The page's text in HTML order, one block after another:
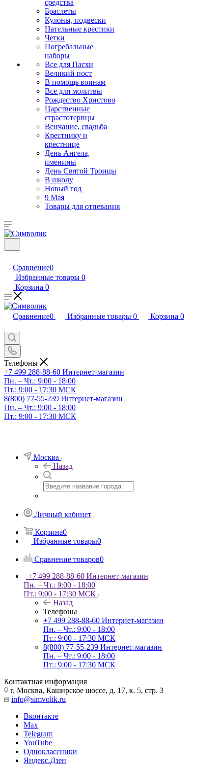
средства
Браслеты
Кулоны, подвески
Нательные крестики
Четки
Погребальные
наборы
Все для Пасхи
Великий пост
В помощь воинам
Все для молитвы
Рождество Христово
Царственные
страстотерпцы
Венчание, свадьба
Крестнику и
крестнице
День Ангела,
именины
День Святой Троицы
В школу
Новый год
9 Мая
Товары для отпевания
Сравнение0
Избранные товары 0
Корзина 0
Сравнение0 Избранные товары 0 Корзина 0
Телефоны
+7 499 288-88-60 Интернет-магазин
Пн. – Чт.: 9:00 - 18:00
Пт.: 9:00 - 17:30 МСК
8(800) 77-55-239 Интернет-магазин
Пн. – Чт.: 9:00 - 18:00
Пт.: 9:00 - 17:30 МСК
Москва
Назад
Личный кабинет
Корзина0
Избранные товары0
Сравнение товаров0
+7 499 288-88-60 Интернет-магазин
Пн. – Чт.: 9:00 - 18:00
Пт.: 9:00 - 17:30 МСК
Назад
Телефоны
+7 499 288-88-60 Интернет-магазин
Пн. – Чт.: 9:00 - 18:00
Пт.: 9:00 - 17:30 МСК
8(800) 77-55-239 Интернет-магазин
Пн. – Чт.: 9:00 - 18:00
Пт.: 9:00 - 17:30 МСК
Контактная информация
г. Москва, Каширское шоссе, д. 17, к. 5, стр. 3
info@simvolik.ru
Вконтакте
Max
Telegram
YouTube
Одноклассники
Яндекс.Дзен